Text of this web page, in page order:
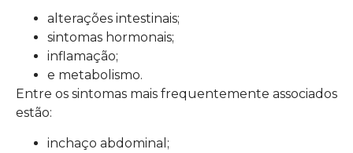
alterações intestinais;
sintomas hormonais;
inflamação;
e metabolismo.
Entre os sintomas mais frequentemente associados
estão:
inchaço abdominal;